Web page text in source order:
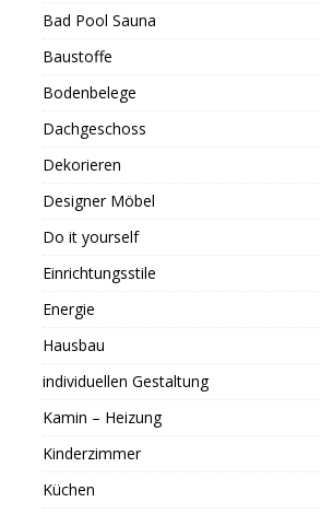
Bad Pool Sauna
Baustoffe
Bodenbelege
Dachgeschoss
Dekorieren
Designer Möbel
Do it yourself
Einrichtungsstile
Energie
Hausbau
individuellen Gestaltung
Kamin – Heizung
Kinderzimmer
Küchen